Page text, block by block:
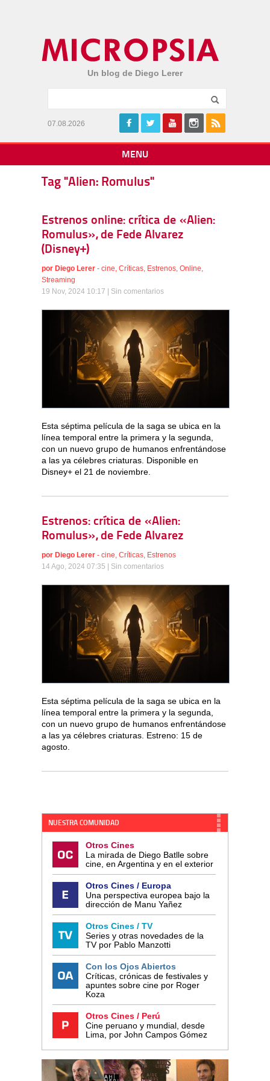
Un blog de Diego Lerer
07.08.2026
MENU
Tag "Alien: Romulus"
Estrenos online: crítica de «Alien:
Romulus», de Fede Alvarez
(Disney+)
por Diego Lerer - cine, Críticas, Estrenos, Online,
Streaming
19 Nov, 2024 10:17 | Sin comentarios
Esta séptima película de la saga se ubica en la
línea temporal entre la primera y la segunda,
con un nuevo grupo de humanos enfrentándose
a las ya célebres criaturas. Disponible en
Disney+ el 21 de noviembre.
Estrenos: crítica de «Alien:
Romulus», de Fede Alvarez
por Diego Lerer - cine, Críticas, Estrenos
14 Ago, 2024 07:35 | Sin comentarios
Esta séptima película de la saga se ubica en la
línea temporal entre la primera y la segunda,
con un nuevo grupo de humanos enfrentándose
a las ya célebres criaturas. Estreno: 15 de
agosto.
NUESTRA COMUNIDAD
Otros Cines
La mirada de Diego Batlle sobre
cine, en Argentina y en el exterior
Otros Cines / Europa
Una perspectiva europea bajo la
dirección de Manu Yañez
Otros Cines / TV
Series y otras novedades de la
TV por Pablo Manzotti
Con los Ojos Abiertos
Críticas, crónicas de festivales y
apuntes sobre cine por Roger
Koza
Otros Cines / Perú
Cine peruano y mundial, desde
Lima, por John Campos Gómez